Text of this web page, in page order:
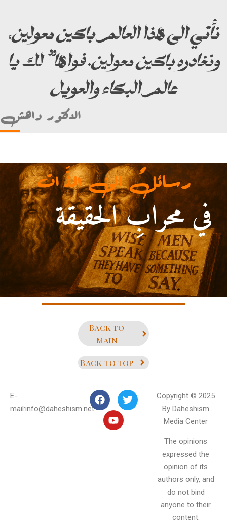
نأتي الى هذا العالم باكين معولين،
ونغادره باكين معولين. فواها” لك يا
عالم البكاء والعويل
الدكتور داهش
في محرابِ الحقيقة
علي بن أبي طالب)
رسائلٌ الى الذَّ ات
Back to
Main
Back to top
E-
mail:info@daheshism.net
Copyright © 2025
By Daheshism
Media Center
The opinions
expressed the
opinion of its
authors only, and
do not bind
anyone to their
content.